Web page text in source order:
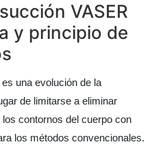
VASER
y principio de
es una evolución de la
de limitarse a eliminar
contornos del cuerpo con
los métodos convencionales.